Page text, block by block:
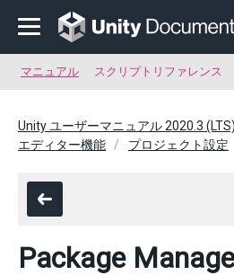
マニュアル スクリプトリファレンス
Unity ユーザーマニュアル 2020.3 (LTS)
エディター機能
プロジェクト設定
Package